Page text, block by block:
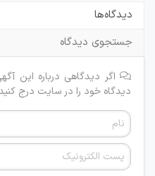
دیدگاه‌ها
جستجوی دیدگاه
اگر دیدگاهی درباره این
دیدگاه خود را در سایت درج